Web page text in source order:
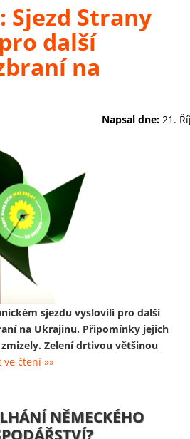
Sjezd Strany
další
na
Napsal dne: 21.
sjezdu vyslovili pro další
na Ukrajinu. Připomínky jejich
Zelení drtivou většinou
ve čtení »»
NĚMECKÉHO